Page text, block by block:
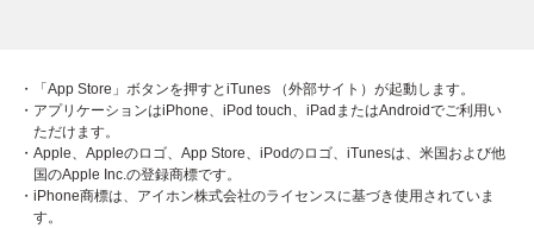
・「App Store」ボタンを押すとiTunes （外部サイト）が起動します。
・アプリケーションはiPhone、iPod touch、iPadまたはAndroidでご利用い
ただけます。
・Apple、Appleのロゴ、App Store、iPodのロゴ、iTunesは、米国および他
国のApple Inc.の登録商標です。
・iPhone商標は、アイホン株式会社のライセンスに基づき使用されていま
す。